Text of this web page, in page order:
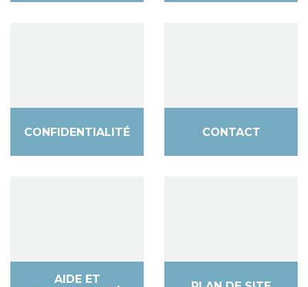
CONFIDENTIALITÉ CONTACT
AIDE ET